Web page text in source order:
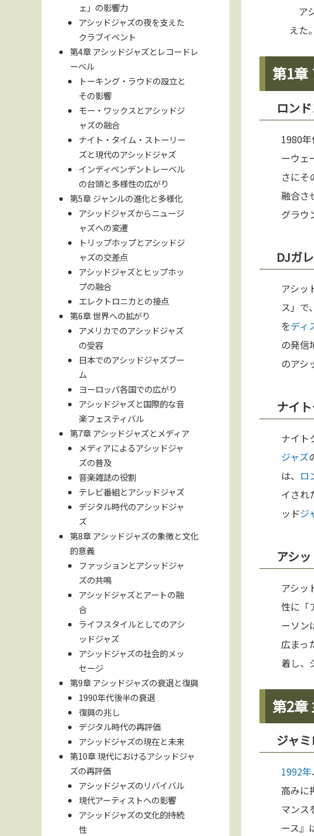
ア
えた。
第1章
ロン
1980年
ーウェ
さにそ
融合さ
グラウ
DJガ
アシッ
ス」で、
をディ
の発信
のアシ
ナイ
ナイト
ジャズ
は、 ロ
イされ
ッドジ
アシ
アシッ
性に「
ーソン
広まっ
着し、
第2章
ジャ
1992年
高みに
マンス
ース』
ェ」の影響力
アシッドジャズの夜を支えた
クラブイベント
第4章 アシッドジャズとレコードレ
ーベル
トーキング・ラウドの設立と
その影響
モー・ワックスとアシッドジ
ャズの融合
ナイト・タイム・ストーリー
ズと現代のアシッドジャズ
インディペンデントレーベル
の台頭と多様性の広がり
第5章 ジャンルの進化と多様化
アシッドジャズからニュージ
ャズへの変遷
トリップホップとアシッドジ
ャズの交差点
アシッドジャズとヒップホッ
プの融合
エレクトロニカとの接点
第6章 世界への拡がり
アメリカでのアシッドジャズ
の受容
日本でのアシッドジャズブー
ム
ヨーロッパ各国での広がり
アシッドジャズと国際的な音
楽フェスティバル
第7章 アシッドジャズとメディア
メディアによるアシッドジャ
ズの普及
音楽雑誌の役割
テレビ番組とアシッドジャズ
デジタル時代のアシッドジャ
ズ
第8章 アシッドジャズの象徴と文化
的意義
ファッションとアシッドジャ
ズの共鳴
アシッドジャズとアートの融
合
ライフスタイルとしてのアシ
ッドジャズ
アシッドジャズの社会的メッ
セージ
第9章 アシッドジャズの衰退と復興
1990年代後半の衰退
復興の兆し
デジタル時代の再評価
アシッドジャズの現在と未来
第10章 現代におけるアシッドジャ
ズの再評価
アシッドジャズのリバイバル
現代アーティストへの影響
アシッドジャズの文化的持続
性